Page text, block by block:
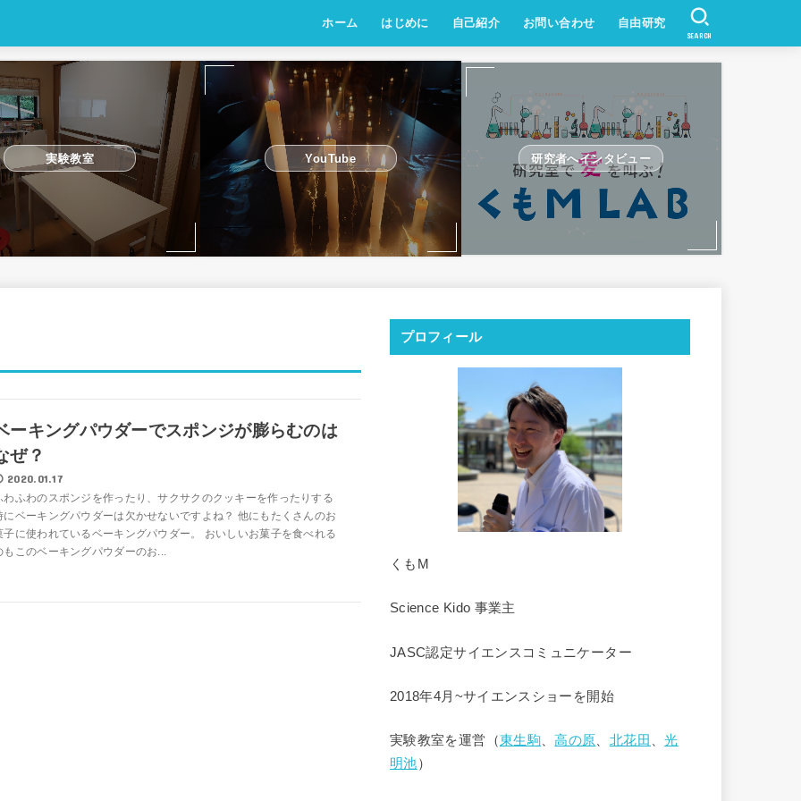
ホーム はじめに 自己紹介 お問い合わせ 自由研究
SEARCH
実験教室 YouTube 研究者へインタビュー
ーキングパウダーでスポンジが膨らむのは
ぜ？
2020.01.17
わふわのスポンジを作ったり、サクサクのクッキーを作ったりする
にベーキングパウダーは欠かせないですよね？ 他にもたくさんのお
子に使われているベーキングパウダー。 おいしいお菓子を食べれる
もこのベーキングパウダーのお...
プロフィール
くもM
Science Kido 事業主
JASC認定サイエンスコミュニケーター
2018年4月~サイエンスショーを開始
実験教室を運営（東生駒 、高の原 北花田 、光
明池）